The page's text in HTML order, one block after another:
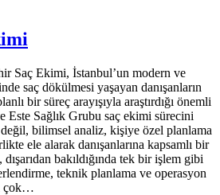
Saç Ekimi, İstanbul’un modern ve
saç dökülmesi yaşayan danışanların
bir süreç arayışıyla araştırdığı önemli
Este Sağlık Grubu saç ekimi sürecini
bilimsel analiz, kişiye özel planlama
ele alarak danışanlarına kapsamlı bir
bakıldığında tek bir işlem gibi
teknik planlama ve operasyon
çok…